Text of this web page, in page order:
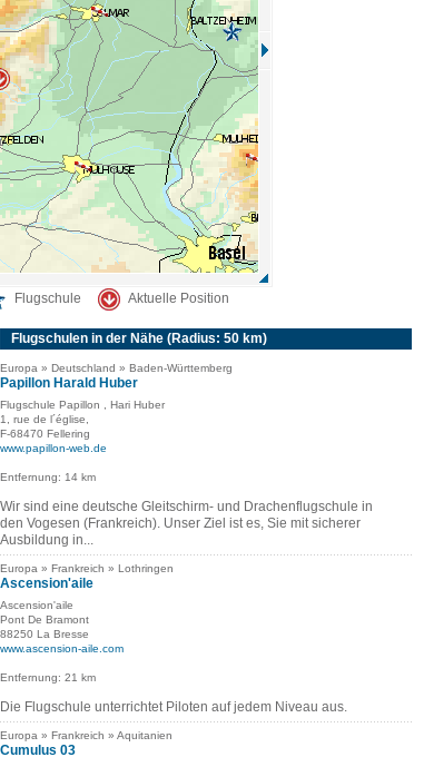
Flugschule Aktuelle Position
Flugschulen in der Nähe (Radius: 50 km)
Europa » Deutschland » Baden-Württemberg
Papillon Harald Huber
Flugschule Papillon , Hari Huber
1, rue de l´église,
F-68470 Fellering
www.papillon-web.de
Entfernung: 14 km
Wir sind eine deutsche Gleitschirm- und Drachenflugschule in
den Vogesen (Frankreich). Unser Ziel ist es, Sie mit sicherer
Ausbildung in...
Europa » Frankreich » Lothringen
Ascension'aile
Ascension'aile
Pont De Bramont
88250 La Bresse
www.ascension-aile.com
Entfernung: 21 km
Die Flugschule unterrichtet Piloten auf jedem Niveau aus.
Europa » Frankreich » Aquitanien
Cumulus 03